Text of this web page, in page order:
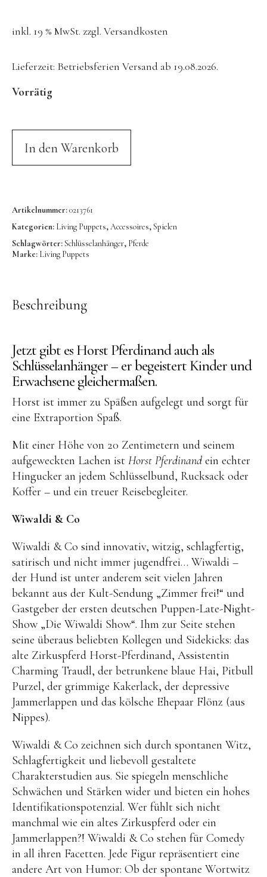
Kunst & Form
MIKANU | Decken & Rasseln
MIMI’lou | Wanddeko
Mr MARIA | Leuchten
notthegirl | Seife & Kerzen
NUUKK | Papierdesign & Kissen
studio ROOF | Bastel-Sets
YEYE Sonnenbrillen für Kinder
Telmas Botanica | Kerzen
the Munio | Duftkerzen & Seifen
TILDA Puppen
Spielen
Basteln & Experimente
Kuscheltiere
Lernspiele
Holzspielzeug
GRIMM’S
Spielzeug aus dem Erzgebirge
filipok Holzspielzeuge
WOODEN STORY
GRAPAT
RADUGA GREZ
lotes toys
Konges Sløjd
KUMI MOOD Spielkunst
BENA | Holzbausteine
Min Min Copenhagen
LIVING PUPPETS®
inkl. 19 % MwSt. zzgl. Versandkosten
Lieferzeit: Betriebsferien Versand ab 19.08.2026.
Vorrätig
In den Warenkorb
Artikelnummer:0213761
Kategorien: Living Puppets,Accessoires,Spielen
Schlagwörter:Schlüsselanhänger, Pferde
Marke: Living Puppets
Beschreibung
Jetzt gibt es Horst Pferdinand auch als
Schlüsselanhänger – er begeistert Kinder und
Erwachsene gleichermaßen.
Horst ist immer zu Späßen aufgelegt und sorgt für
eine Extraportion Spaß.
Mit einer Höhe von 20 Zentimetern und seinem
aufgeweckten Lachen ist Horst Pferdinand ein echter
Hingucker an jedem Schlüsselbund, Rucksack oder
Koffer – und ein treuer Reisebegleiter.
Wiwaldi & Co
Wiwaldi & Co sind innovativ, witzig, schlagfertig,
satirisch und nicht immer jugendfrei… Wiwaldi –
der Hund ist unter anderem seit vielen Jahren
bekannt aus der Kult-Sendung „Zimmer frei!“ und
Gastgeber der ersten deutschen Puppen-Late-Night-
Show „Die Wiwaldi Show“. Ihm zur Seite stehen
seine überaus beliebten Kollegen und Sidekicks: das
alte Zirkuspferd Horst-Pferdinand, Assistentin
Charming Traudl, der betrunkene blaue Hai, Pitbull
Purzel, der grimmige Kakerlack, der depressive
Jammerlappen und das kölsche Ehepaar Flönz (aus
Nippes).
Wiwaldi & Co zeichnen sich durch spontanen Witz,
Schlagfertigkeit und liebevoll gestaltete
Charakterstudien aus. Sie spiegeln menschliche
Schwächen und Stärken wider und bieten ein hohes
Identifikationspotenzial. Wer fühlt sich nicht
manchmal wie ein altes Zirkuspferd oder ein
Jammerlappen?! Wiwaldi & Co stehen für Comedy
in all ihren Facetten. Jede Figur repräsentiert eine
andere Art von Humor: Ob der spontane Wortwitz